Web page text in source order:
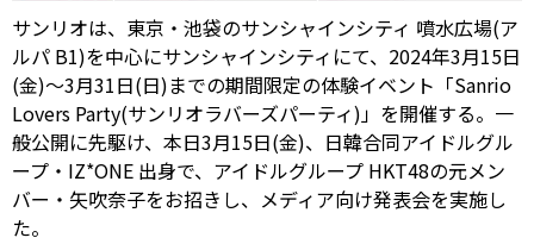
サンリオは、東京・池袋のサンシャインシティ 噴水広場(ア
ルパ B1)を中心にサンシャインシティにて、2024年3月15日
(金)〜3月31日(日)までの期間限定の体験イベント「Sanrio
Lovers Party(サンリオラバーズパーティ)」を開催する。一
般公開に先駆け、本日3月15日(金)、日韓合同アイドルグル
ープ・IZ*ONE 出身で、アイドルグループ HKT48の元メン
バー・矢吹奈子をお招きし、メディア向け発表会を実施し
た。